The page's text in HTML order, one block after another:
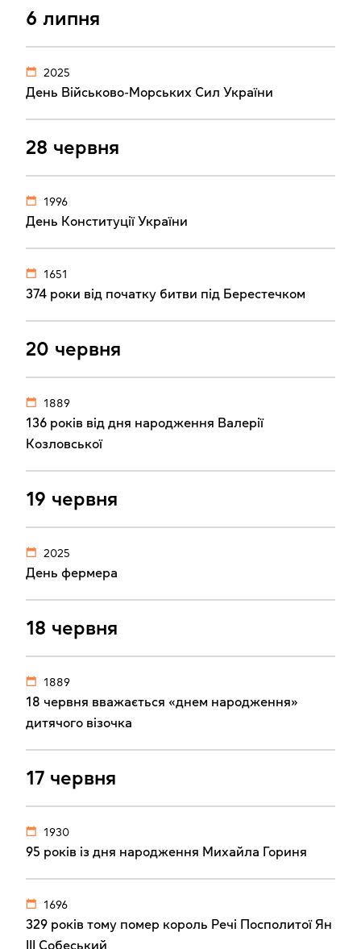
6 липня
2025
День Військово-Морських Сил України
28 червня
1996
День Конституції України
1651
374 роки від початку битви під Берестечком
20 червня
1889
136 років від дня народження Валерії
Козловської
19 червня
2025
День фермера
18 червня
1889
18 червня вважається «днем народження»
дитячого візочка
17 червня
1930
95 років із дня народження Михайла Гориня
1696
329 років тому помер король Речі Посполитої Ян
III Собеський